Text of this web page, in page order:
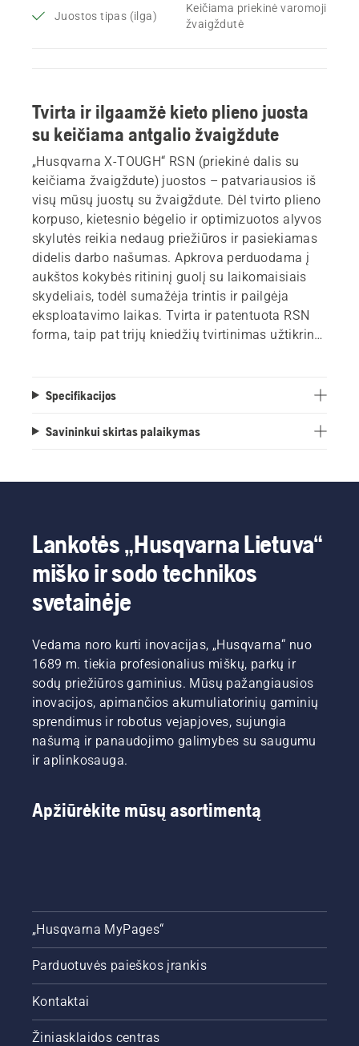
Juostos tipas (ilga)
Keičiama priekinė varomoji
žvaigždutė
Tvirta ir ilgaamžė kieto plieno juosta
su keičiama antgalio žvaigždute
„Husqvarna X-TOUGH“ RSN (priekinė dalis su
keičiama žvaigždute) juostos – patvariausios iš
visų mūsų juostų su žvaigždute. Dėl tvirto plieno
korpuso, kietesnio bėgelio ir optimizuotos alyvos
skylutės reikia nedaug priežiūros ir pasiekiamas
didelis darbo našumas. Apkrova perduodama į
aukštos kokybės ritininį guolį su laikomaisiais
skydeliais, todėl sumažėja trintis ir pailgėja
eksploatavimo laikas. Tvirta ir patentuota RSN
forma, taip pat trijų kniedžių tvirtinimas užtikrina
įsigyti kaip atsarginę dalį.
Specifikacijos
Savininkui skirtas palaikymas
Lankotės „Husqvarna Lietuva“
miško ir sodo technikos
svetainėje
Vedama noro kurti inovacijas, „Husqvarna“ nuo
1689 m. tiekia profesionalius miškų, parkų ir
sodų priežiūros gaminius. Mūsų pažangiausios
inovacijos, apimančios akumuliatorinių gaminių
sprendimus ir robotus vejapjoves, sujungia
našumą ir panaudojimo galimybes su saugumu
ir aplinkosauga.
Apžiūrėkite mūsų asortimentą
„Husqvarna MyPages“
Parduotuvės paieškos įrankis
Kontaktai
Žiniasklaidos centras